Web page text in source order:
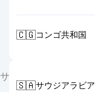
🇨🇬コンゴ共和国
サ
🇸🇦サウジアラビア